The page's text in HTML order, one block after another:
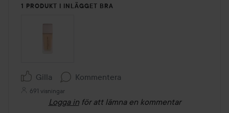
1 PRODUKT I INLÄGGET BRA
Gilla Kommentera
691 visningar
Logga in för att lämna en kommentar